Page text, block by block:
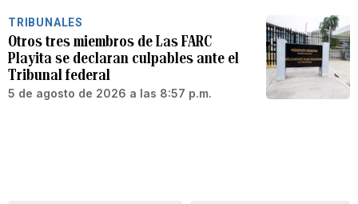
TRIBUNALES
Otros tres miembros de Las FARC
Playita se declaran culpables ante el
Tribunal federal
5 de agosto de 2026 a las 8:57 p.m.